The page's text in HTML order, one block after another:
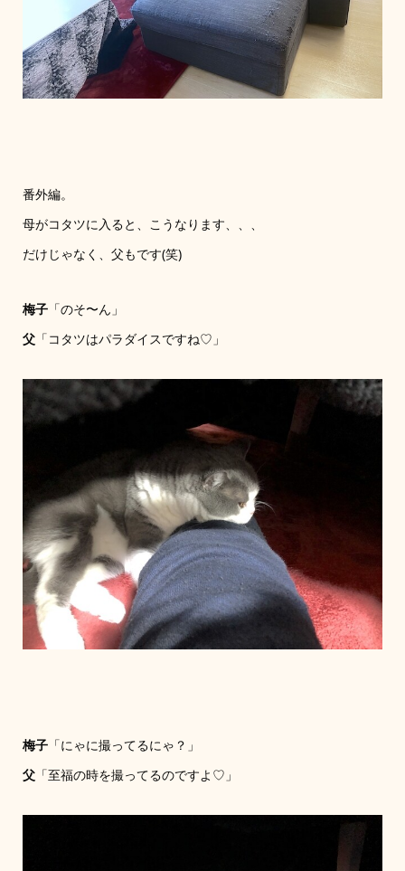
番外編。
母がコタツに入ると、こうなります、、、
だけじゃなく、父もです(笑)
梅子「のそ〜ん」
父「コタツはパラダイスですね♡」
梅子「にゃに撮ってるにゃ？」
父「至福の時を撮ってるのですよ♡」